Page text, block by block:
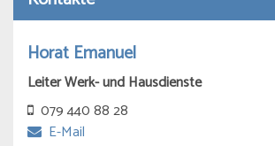
Horat Emanuel
Leiter Werk- und Hausdienste
079 440 88 28
E-Mail